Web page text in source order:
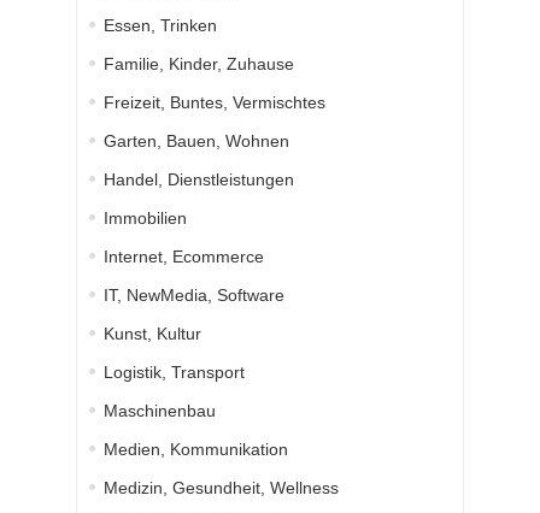
Essen, Trinken
Familie, Kinder, Zuhause
Freizeit, Buntes, Vermischtes
Garten, Bauen, Wohnen
Handel, Dienstleistungen
Immobilien
Internet, Ecommerce
IT, NewMedia, Software
Kunst, Kultur
Logistik, Transport
Maschinenbau
Medien, Kommunikation
Medizin, Gesundheit, Wellness